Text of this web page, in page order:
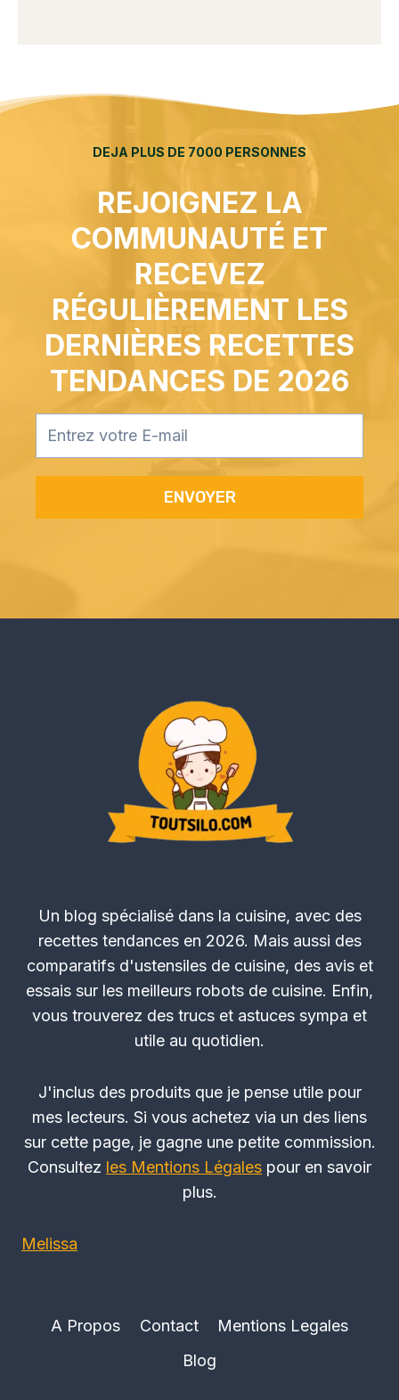
DEJA PLUS DE 7000 PERSONNES
REJOIGNEZ LA
COMMUNAUTÉ ET
RECEVEZ
RÉGULIÈREMENT LES
DERNIÈRES RECETTES
TENDANCES DE 2026
ENVOYER
Un blog spécialisé dans la cuisine, avec des
recettes tendances en 2026. Mais aussi des
comparatifs d'ustensiles de cuisine, des avis et
essais sur les meilleurs robots de cuisine. Enfin,
vous trouverez des trucs et astuces sympa et
utile au quotidien.
J'inclus des produits que je pense utile pour
mes lecteurs. Si vous achetez via un des liens
sur cette page, je gagne une petite commission.
Consultez les Mentions Légales pour en savoir
plus.
Melissa
A Propos Contact
Mentions Legales
Blog